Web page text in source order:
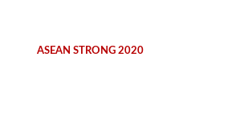
ASEAN STRONG 2020